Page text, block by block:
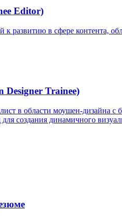
Editor)
к развитию в сфере контента,
Trainee)
в области моушен-дизайна с
создания динамичного